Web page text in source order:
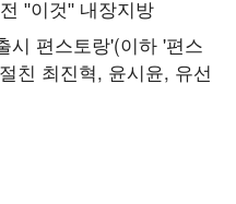
시 편스토랑'(이하 '편스
친 최진혁, 윤시윤, 유선